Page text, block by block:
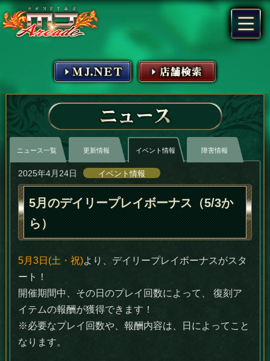
MJ.NET
ニュース
ニュース一覧 更新情報 イベント情報 障害情報
2025年4月24日 イベント情報
5月のデイリープレイボーナス（5/3か
ら）
5月3日(土・祝)より、デイリープレイボーナスがスタ
ート！
開催期間中、その日のプレイ回数によって、 復刻ア
イテムの報酬が獲得できます！
※必要なプレイ回数や、報酬内容は、日によってこと
なります。